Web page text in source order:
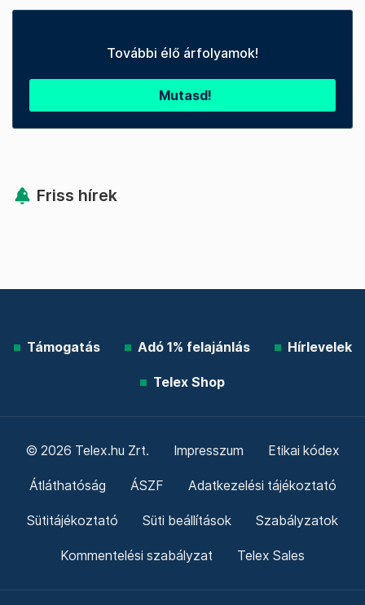
További élő árfolyamok!
Mutasd!
Friss hírek
Támogatás Adó 1% felajánlás Hírlevelek
Telex Shop
© 2026 Telex.hu Zrt. Impresszum Etikai kódex
Átláthatóság ÁSZF Adatkezelési tájékoztató
Sütitájékoztató Süti beállítások Szabályzatok
Kommentelési szabályzat Telex Sales